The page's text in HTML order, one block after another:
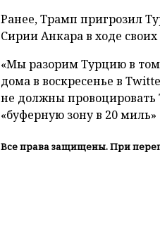
Ранее, Трамп пригрозил
Сирии Анкара в ходе
«Мы разорим Турцию в том
дома в воскресенье в
не должны провоцировать
«буферную зону в 20 миль»
Все права защищены. При